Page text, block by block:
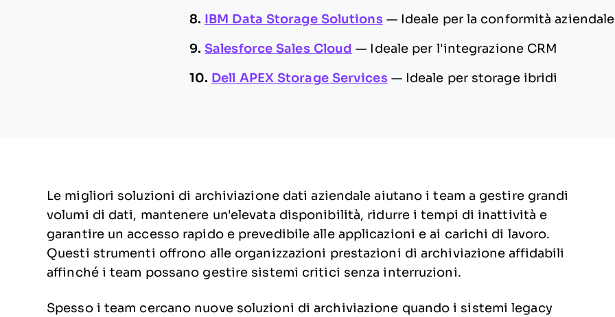
8. IBM Data Storage Solutions — Ideale per la conformità aziendale
9. Salesforce Sales Cloud — Ideale per l'integrazione CRM
10. Dell APEX Storage Services — Ideale per storage ibridi
Le migliori soluzioni di archiviazione dati aziendale aiutano i team a gestire grandi
volumi di dati, mantenere un'elevata disponibilità, ridurre i tempi di inattività e
garantire un accesso rapido e prevedibile alle applicazioni e ai carichi di lavoro.
Questi strumenti offrono alle organizzazioni prestazioni di archiviazione affidabili
affinché i team possano gestire sistemi critici senza interruzioni.
Spesso i team cercano nuove soluzioni di archiviazione quando i sistemi legacy